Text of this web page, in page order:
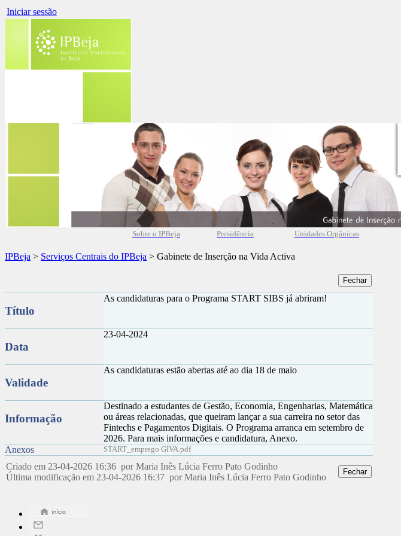
Iniciar sessão
Sobre o IPBeja Presidência Unidades Orgânicas
IPBeja > Serviços Centrais do IPBeja > Gabinete de Inserção na Vida Activa
Título
As candidaturas para o Programa START SIBS já abriram!
Data
23-04-2024
Validade
As candidaturas estão abertas até ao dia 18 de maio
Informação
Destinado a estudantes de Gestão, Economia, Engenharias, Matemática
ou áreas relacionadas, que queiram lançar a sua carreira no setor das
Fintechs e Pagamentos Digitais. O Programa arranca em setembro de
2026. Para mais informações e candidatura, Anexo.
Anexos
START_emprego GIVA.pdf
Criado em 23-04-2026 16:36 por Maria Inês Lúcia Ferro Pato Godinho
Última modificação em 23-04-2026 16:37 por Maria Inês Lúcia Ferro Pato Godinho